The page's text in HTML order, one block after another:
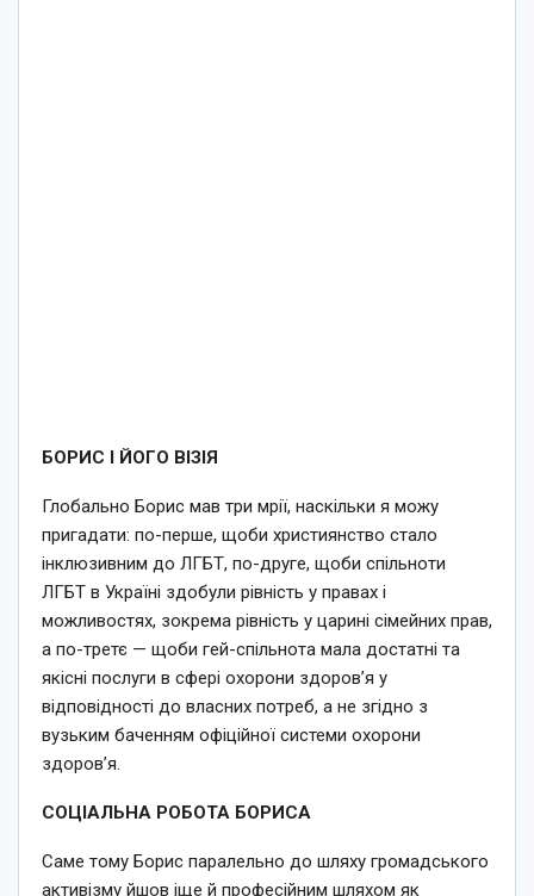
БОРИС І ЙОГО ВІЗІЯ
Глобально Борис мав три мрії, наскільки я можу
пригадати: по-перше, щоби християнство стало
інклюзивним до ЛГБТ, по-друге, щоби спільноти
ЛГБТ в Україні здобули рівність у правах і
можливостях, зокрема рівність у царині сімейних прав,
а по-третє — щоби гей-спільнота мала достатні та
якісні послуги в сфері охорони здоров’я у
відповідності до власних потреб, а не згідно з
вузьким баченням офіційної системи охорони
здоров’я.
СОЦІАЛЬНА РОБОТА БОРИСА
Саме тому Борис паралельно до шляху громадського
активізму йшов іще й професійним шляхом як